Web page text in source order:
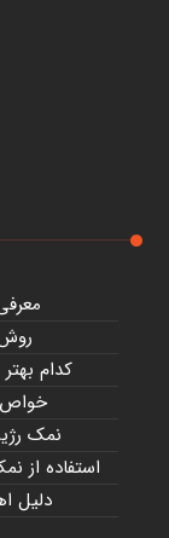
کدام
خواص
نمک
استفاده از
دلیل